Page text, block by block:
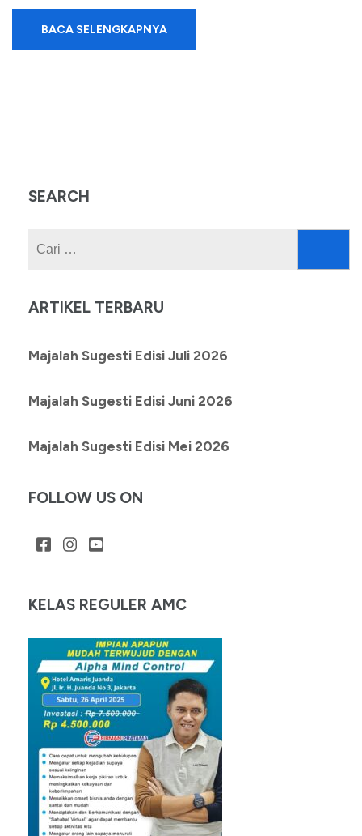
BACA SELENGKAPNYA
SEARCH
ARTIKEL TERBARU
Majalah Sugesti Edisi Juli 2026
Majalah Sugesti Edisi Juni 2026
Majalah Sugesti Edisi Mei 2026
FOLLOW US ON
KELAS REGULER AMC